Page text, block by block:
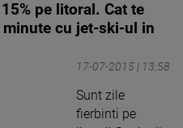
pe litoral. Cat te
cu jet-ski-ul in
17-07-2015 | 13:58
Sunt zile
fierbinti pe